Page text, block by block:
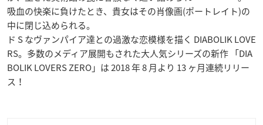
吸血の快楽に負けたとき、貴女はその肖像画(ポートレイト)の
中に閉じ込められる。
ド S なヴァンパイア達との過激な恋模様を描く DIABOLIK LOVE
RS。多数のメディア展開もされた大人気シリーズの新作 「DIA
BOLIK LOVERS ZERO」は 2018 年 8 月より 13 ヶ月連続リリー
ス！